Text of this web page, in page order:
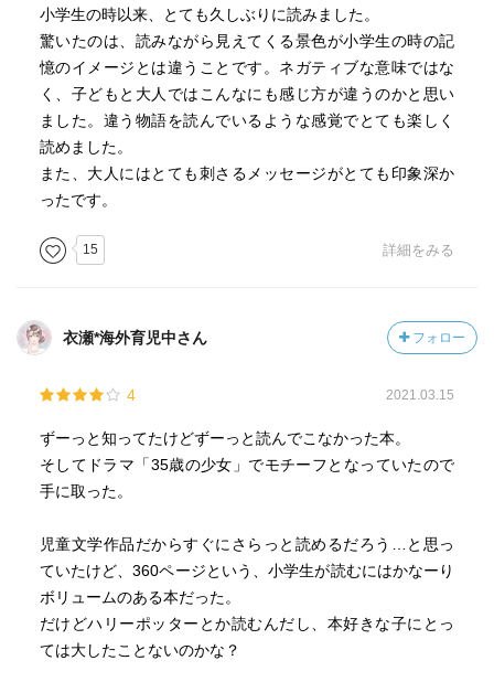
小学生の時以来、とても久しぶりに読みました。
驚いたのは、読みながら見えてくる景色が小学生の時の記
憶のイメージとは違うことです。ネガティブな意味ではな
く、子どもと大人ではこんなにも感じ方が違うのかと思い
ました。違う物語を読んでいるような感覚でとても楽しく
読めました。
また、大人にはとても刺さるメッセージがとても印象深か
ったです。
15 詳細をみる
衣瀬*海外育児中さん フォロー
4 2021.03.15
ずーっと知ってたけどずーっと読んでこなかった本。
そしてドラマ「35歳の少女」でモチーフとなっていたので
手に取った。
児童文学作品だからすぐにさらっと読めるだろう…と思っ
ていたけど、360ページという、小学生が読むにはかなーり
ボリュームのある本だった。
だけどハリーポッターとか読むんだし、本好きな子にとっ
ては大したことないのかな？